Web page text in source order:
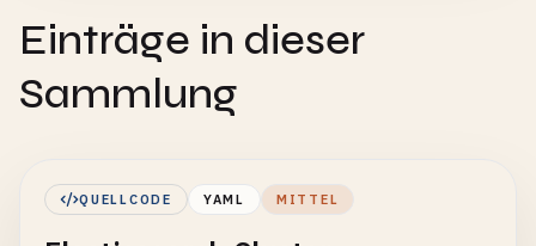
Einträge in dieser
Sammlung
QUELLCODE YAML MITTEL